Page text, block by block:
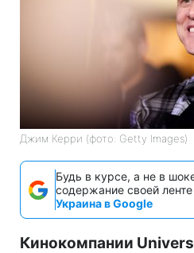
Джим Керри (фото: Getty Images)
Будь в курсе, а не в
содержание своей ленте
Украина в Google
Кинокомпании